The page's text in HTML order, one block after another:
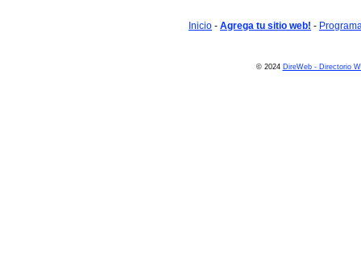
Inicio - Agrega tu sitio web! -
© 2024 DireWeb - Directorio